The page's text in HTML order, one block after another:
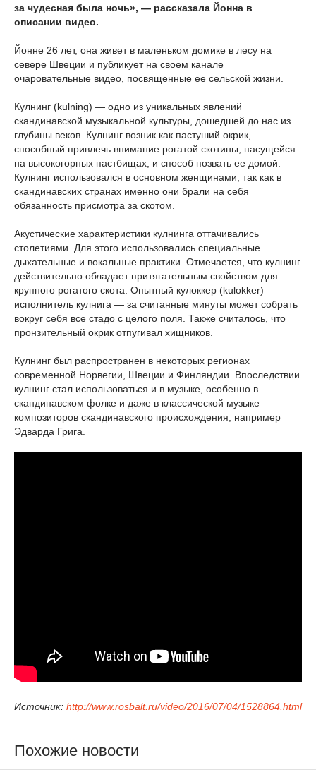
за чудесная была ночь», — рассказала Йонна в
описании видео.
Йонне 26 лет, она живет в маленьком домике в лесу на
севере Швеции и публикует на своем канале
очаровательные видео, посвященные ее сельской жизни.
Кулнинг (kulning) — одно из уникальных явлений
скандинавской музыкальной культуры, дошедшей до нас из
глубины веков. Кулнинг возник как пастуший окрик,
способный привлечь внимание рогатой скотины, пасущейся
на высокогорных пастбищах, и способ позвать ее домой.
Кулнинг использовался в основном женщинами, так как в
скандинавских странах именно они брали на себя
обязанность присмотра за скотом.
Акустические характеристики кулнинга оттачивались
столетиями. Для этого использовались специальные
дыхательные и вокальные практики. Отмечается, что кулнинг
действительно обладает притягательным свойством для
крупного рогатого скота. Опытный кулоккер (kulokker) —
исполнитель кулнига — за считанные минуты может собрать
вокруг себя все стадо с целого поля. Также считалось, что
пронзительный окрик отпугивал хищников.
Кулнинг был распространен в некоторых регионах
современной Норвегии, Швеции и Финляндии. Впоследствии
кулнинг стал использоваться и в музыке, особенно в
скандинавском фолке и даже в классической музыке
композиторов скандинавского происхождения, например
Эдварда Грига.
Источник: http://www.rosbalt.ru/video/2016/07/04/1528864.html
Похожие новости